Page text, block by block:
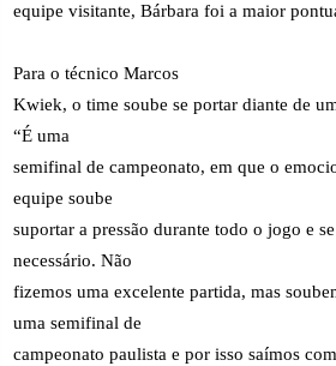
equipe visitante, Bárbara foi a maior
Para o técnico Marcos
Kwiek, o time soube se portar diante de
“É uma
semifinal de campeonato, em que o
equipe soube
suportar a pressão durante todo o jogo e
necessário. Não
fizemos uma excelente partida, mas
uma semifinal de
campeonato paulista e por isso saímos